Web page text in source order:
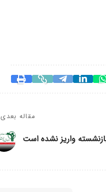
مقاله بعدی
واریز نشده است